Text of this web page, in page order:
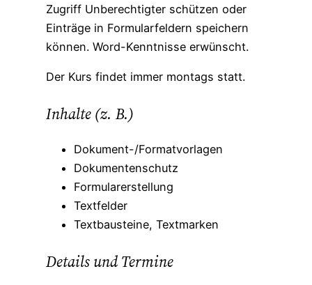
Zugriff Unberechtigter schützen oder
Einträge in Formularfeldern speichern
können. Word-Kenntnisse erwünscht.
Der Kurs findet immer montags statt.
Inhalte (z. B.)
Dokument-/Formatvorlagen
Dokumentenschutz
Formularerstellung
Textfelder
Textbausteine, Textmarken
Details und Termine